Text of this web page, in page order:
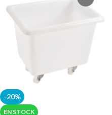
-20%
EN STOCK